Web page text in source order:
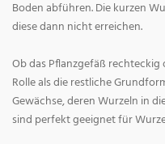
Boden abführen. Die kurzen
diese dann nicht erreichen.
Ob das Pflanzgefäß
Rolle als die restliche
Gewächse, deren Wurzeln in
sind perfekt geeignet für